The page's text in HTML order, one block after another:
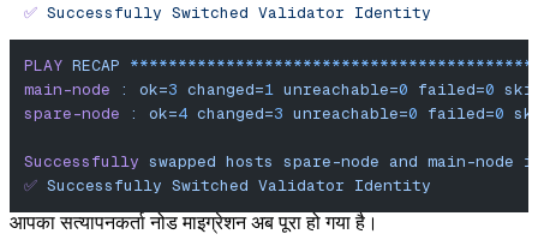
✅ Successfully Switched Validator Identity
PLAY RECAP
main-node : ok=3 changed=1 unreachable=0 failed=0
spare-node : ok=4 changed=3 unreachable=0 failed=0
Successfully swapped hosts spare-node and main-node
✅ Successfully Switched Validator Identity
आपका सत्यापनकर्ता नोड माइग्रेशन अब पूरा हो गया है।